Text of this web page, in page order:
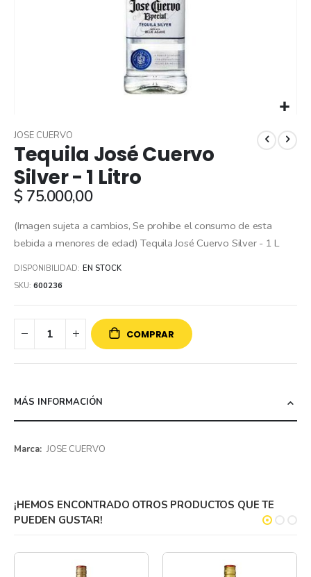
to
the
beginning
of
the
gallery
Tequila José Cuervo
Silver - 1 Litro
JOSE CUERVO
$ 75.000,00
(Imagen sujeta a cambios, Se prohibe el consumo de esta
bebida a menores de edad) Tequila José Cuervo Silver - 1 L
DISPONIBILIDAD: EN STOCK
SKU 600236
COMPRAR
MÁS INFORMACIÓN
Más
JOSE CUERVO
¡HEMOS ENCONTRADO OTROS PRODUCTOS QUE TE
PUEDEN GUSTAR!